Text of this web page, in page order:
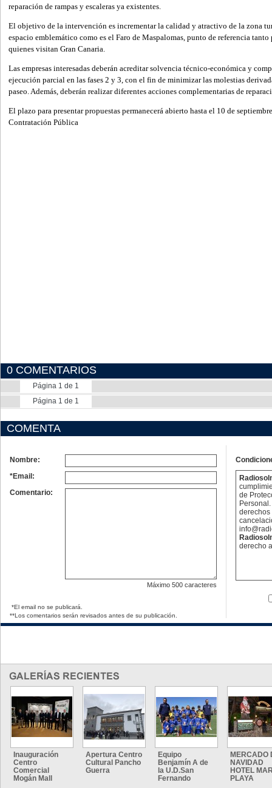
reparación de rampas y escaleras ya existentes.
El objetivo de la intervención es incrementar la calidad y atractivo de la zona
espacio emblemático como es el Faro de Maspalomas, punto de referencia
quienes visitan Gran Canaria.
Las empresas interesadas deberán acreditar solvencia técnico-económica y
ejecución parcial en las fases 2 y 3, con el fin de minimizar las molestias
paseo. Además, deberán realizar diferentes acciones complementarias de
El plazo para presentar propuestas permanecerá abierto hasta el 10 de
Contratación Pública
0 COMENTARIOS
Página 1 de 1
Página 1 de 1
COMENTA
Nombre:
*Email:
Comentario:
Máximo 500 caracteres
*El email no se publicará.
**Los comentarios serán revisados antes de su publicación.
de
derechos
derecho
Inauguración
Centro
Comercial
Mogán Mall
Apertura Centro
Cultural Pancho
Guerra
Equipo
Benjamín A de
la U.D.San
Fernando
MERCADO
NAVIDAD
HOTEL
PLAYA